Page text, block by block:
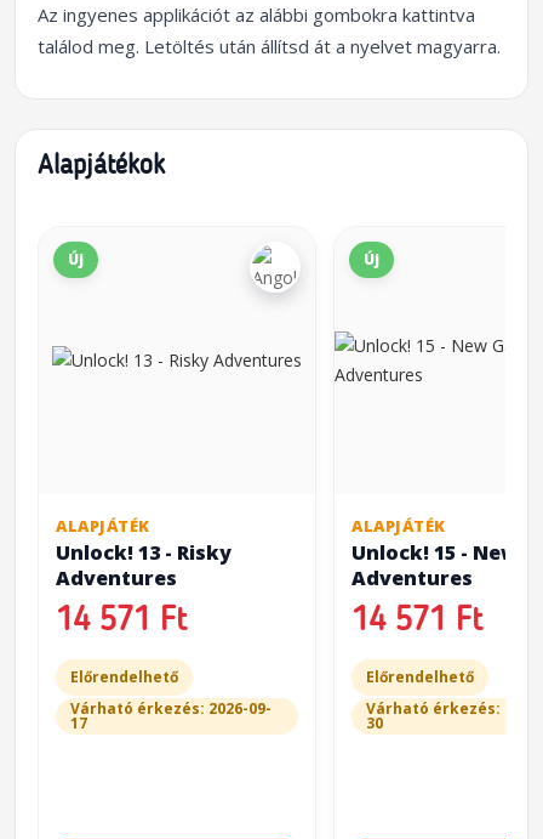
Az ingyenes applikációt az alábbi gombokra kattintva
találod meg. Letöltés után állítsd át a nyelvet magyarra.
Alapjátékok
Új
ALAPJÁTÉK
Unlock! 13 - Risky
Adventures
14 571 Ft
Előrendelhető
Várható érkezés: 2026-09-
17
Új
ALAPJÁTÉK
Unlock! 15 - New
Adventures
14 571 Ft
Előrendelhető
Várható érkezés:
30